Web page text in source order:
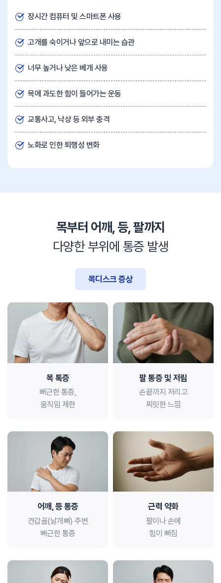
장시간 컴퓨터 및 스마트폰 사용
고개를 숙이거나 앞으로 내미는 습관
너무 높거나 낮은 베개 사용
목에 과도한 힘이 들어가는 운동
교통사고, 낙상 등 외부 충격
노화로 인한 퇴행성 변화
목부터 어깨, 등, 팔까지
다양한 부위에 통증 발생
목디스크 증상
목 톡증
뻐근한 통증,
움직임 제한
팔 통증 및 저림
손끝까지 저리고
찌릿한 느낌
어깨, 등 통증
견갑골(날개뼈) 주변
뻐근한 통증
근력 약화
팔이나 손에
힘이 빠짐